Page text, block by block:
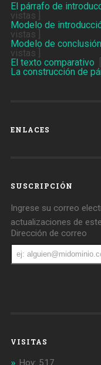
El párrafo de
vistas ]
Modelo de
vistas ]
Modelo de
vistas ]
El texto comparativo
La construcción de
ENLACES
SUSCRIPCIÓN
Ingrese su correo
actualizaciones de
Dirección de correo
Dirección
de
correo
VISITAS